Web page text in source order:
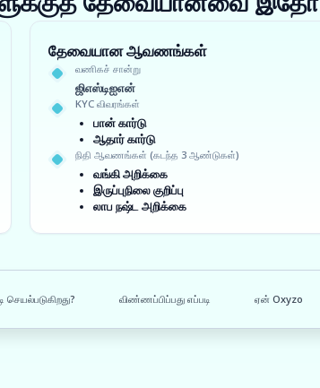
தேவையான ஆவணங்கள்
வணிகச் சான்று
ஜிஎஸ்டிஐஎன்
KYC விவரங்கள்
பான் கார்டு
ஆதார் கார்டு
நிதி ஆவணங்கள் (கடந்த 3 ஆண்டுகள்)
வங்கி அறிக்கை
இருப்புநிலை குறிப்பு
லாப நஷ்ட அறிக்கை
விண்ணப்பிப்பது எப்படி ஏன் Oxyzo